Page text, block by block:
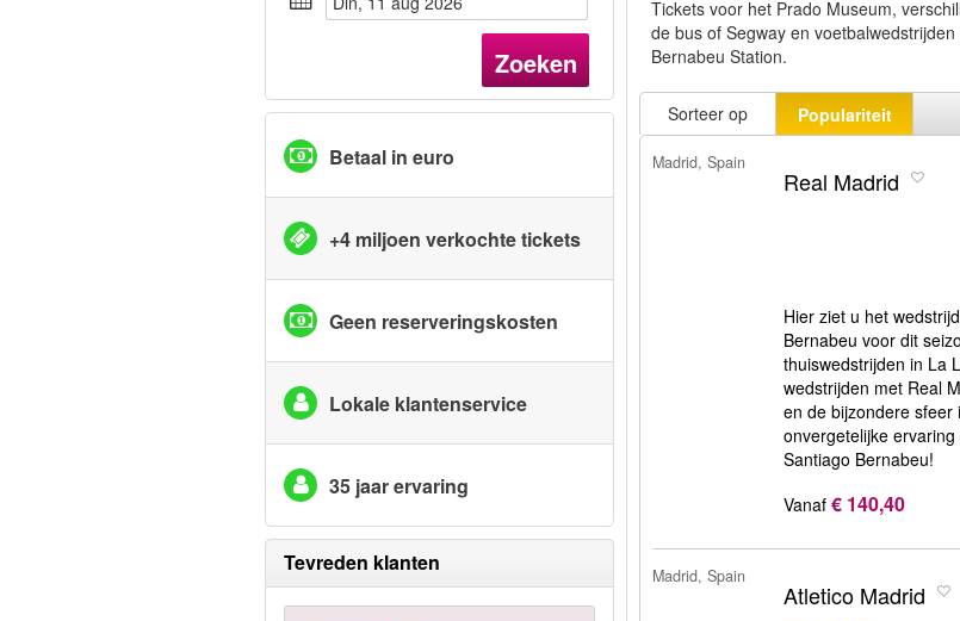
Zoeken
Betaal in euro
+4 miljoen verkochte tickets
Geen reserveringskosten
Lokale klantenservice
35 jaar ervaring
Tevreden klanten
Tickets voor het Prado Museum,
de bus of Segway en
Bernabeu Station.
Sorteer op Populariteit
Madrid, Spain
Real Madrid
Hier ziet u het
Bernabeu voor dit
thuiswedstrijden in La
wedstrijden met Real
en de bijzondere
onvergetelijke
Santiago Bernabeu!
Vanaf € 140,40
Madrid, Spain
Atletico Madrid